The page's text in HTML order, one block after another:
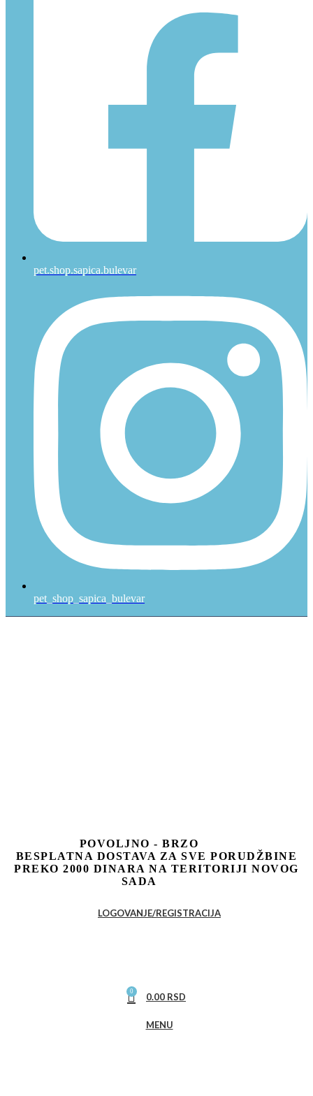
pet.shop.sapica.bulevar
pet_shop_sapica_bulevar
POVOLJNO - BRZO
BESPLATNA DOSTAVA ZA SVE PORUDŽBINE
PREKO 2000 DINARA NA TERITORIJI NOVOG
SADA
LOGOVANJE/REGISTRACIJA
0 0.00 RSD
MENU